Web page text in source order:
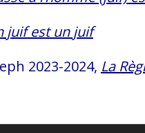
juif est un juif
2023-2024, La